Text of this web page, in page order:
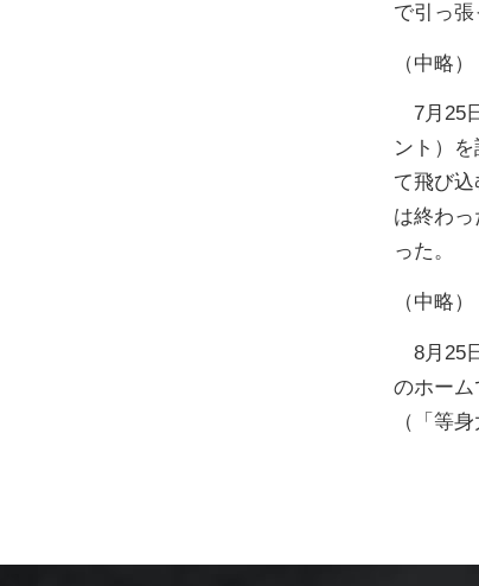
で引っ
（中略）
7月25
ント）
て飛び
は終わ
った。
（中略）
8月25
のホーム
（「等